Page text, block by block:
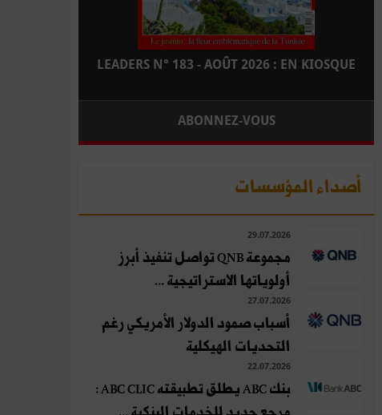
LEADERS N° 183 - AOÛT 2026 : EN KIOSQUE
ABONNEZ-VOUS
أصداء المؤسسات
29.07.2026
مجموعة QNB تواصل تنفيذ أبرز
أولوياتها الاستراتيجية ...
27.07.2026
أسباب صمود الدولار الأمريكي رغم
التحديات الهيكلية
22.07.2026
بنك ABC يطلق تطبيقته ABC CLIC :